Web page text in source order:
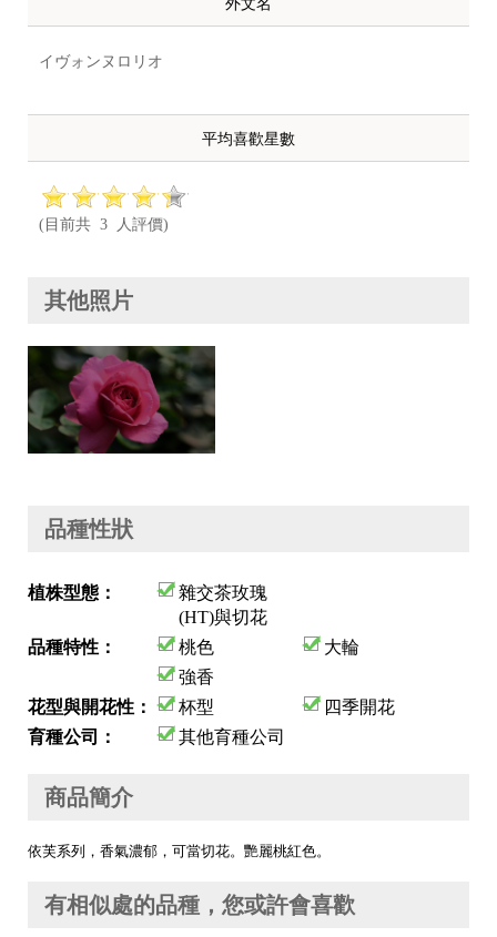
外文名
イヴォンヌロリオ
平均喜歡星數
(目前共 3 人評價)
其他照片
品種性狀
植株型態：
雜交茶玫瑰
(HT)與切花
品種特性：
桃色
大輪
強香
花型與開花性：
杯型
四季開花
育種公司：
其他育種公司
商品簡介
依芙系列，香氣濃郁，可當切花。艷麗桃紅色。
有相似處的品種，您或許會喜歡